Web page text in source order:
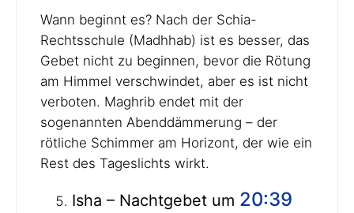
Wann beginnt es? Nach der Schia-
Rechtsschule (Madhhab) ist es besser, das
Gebet nicht zu beginnen, bevor die Rötung
am Himmel verschwindet, aber es ist nicht
verboten. Maghrib endet mit der
sogenannten Abenddämmerung – der
rötliche Schimmer am Horizont, der wie ein
Rest des Tageslichts wirkt.
Isha – Nachtgebet um 20:39